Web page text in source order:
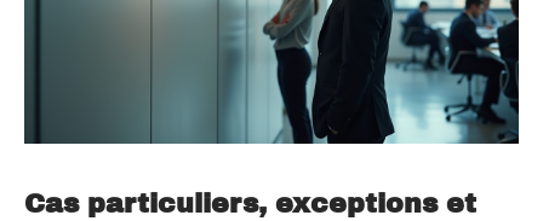
Cas particuliers, exceptions et